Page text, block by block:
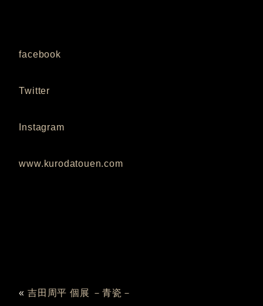
facebook
Twitter
Instagram
www.kurodatouen.com
«吉田周平 個展 －青瓷－